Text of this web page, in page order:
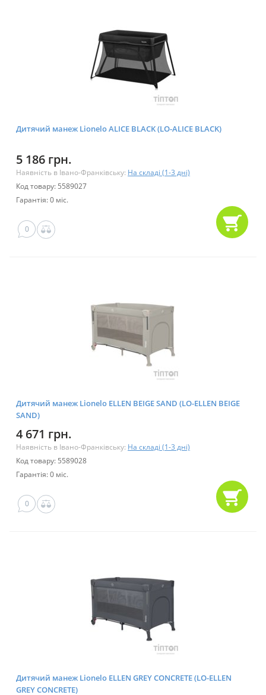
Дитячий манеж Lionelo ALICE BLACK (LO-ALICE BLACK)
5 186 грн.
Наявність в Івано-Франківську: На складі (1-3 дні)
Код товару: 5589027
Гарантія: 0 міс.
0
Дитячий манеж Lionelo ELLEN BEIGE SAND (LO-ELLEN BEIGE
SAND)
4 671 грн.
Наявність в Івано-Франківську: На складі (1-3 дні)
Код товару: 5589028
Гарантія: 0 міс.
0
Дитячий манеж Lionelo ELLEN GREY CONCRETE (LO-ELLEN
GREY CONCRETE)